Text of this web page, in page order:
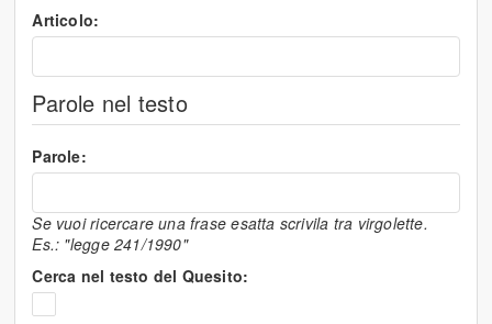
Articolo:
Parole nel testo
Parole:
Se vuoi ricercare una frase esatta scrivila tra virgolette.
Es.: "legge 241/1990"
Cerca nel testo del Quesito: